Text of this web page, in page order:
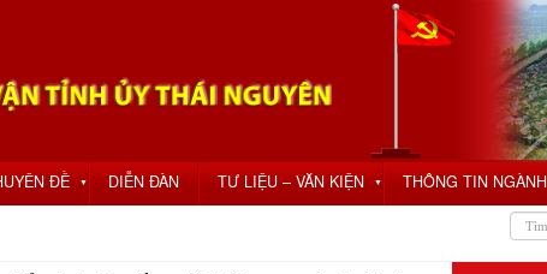
ĐỀ ▼ DIỄN ĐÀN TƯ LIỆU – VĂN KIỆN ▼ THÔNG TIN NGÀNH